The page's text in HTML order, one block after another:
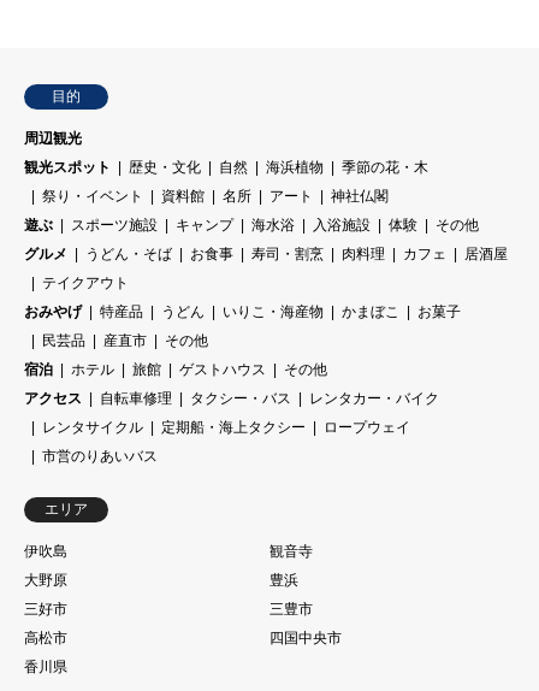
目的
周辺観光
観光スポット
歴史・文化 自然 海浜植物
季節の花・木
祭り・イベント
資料館 名所 アート
神社仏閣
遊ぶ
スポーツ施設 キャンプ 海水浴 入浴施設 体験
その他
グルメ
うどん・そば お食事 寿司・割烹 肉料理 カフェ
居酒屋
テイクアウト
おみやげ
特産品 うどん いりこ・海産物 かまぼこ
お菓子
民芸品
産直市
その他
宿泊
ホテル 旅館 ゲストハウス
その他
アクセス
自転車修理 タクシー・バス
レンタカー・バイク
レンタサイクル
定期船・海上タクシー
ロープウェイ
市営のりあいバス
エリア
伊吹島
観音寺
大野原
豊浜
三好市
三豊市
高松市
四国中央市
香川県